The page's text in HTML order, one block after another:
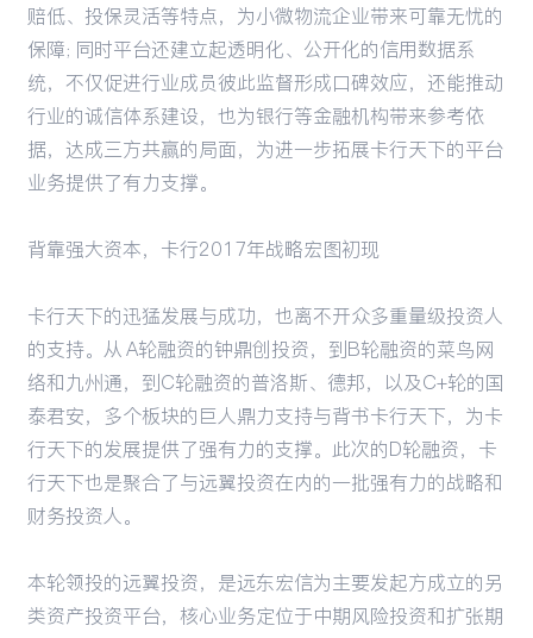
赔低、投保灵活等特点，为小微物流企业带来可靠无忧的
保障；同时平台还建立起透明化、公开化的信用数据系
统，不仅促进行业成员彼此监督形成口碑效应，还能推动
行业的诚信体系建设，也为银行等金融机构带来参考依
据，达成三方共赢的局面，为进一步拓展卡行天下的平台
业务提供了有力支撑。
背靠强大资本，卡行2017年战略宏图初现
卡行天下的迅猛发展与成功，也离不开众多重量级投资人
的支持。从 A轮融资的钟鼎创投资，到B轮融资的菜鸟网
络和九州通，到C轮融资的普洛斯、德邦，以及C+轮的国
泰君安，多个板块的巨人鼎力支持与背书卡行天下，为卡
行天下的发展提供了强有力的支撑。此次的D轮融资，卡
行天下也是聚合了与远翼投资在内的一批强有力的战略和
财务投资人。
本轮领投的远翼投资，是远东宏信为主要发起方成立的另
类资产投资平台，核心业务定位于中期风险投资和扩张期